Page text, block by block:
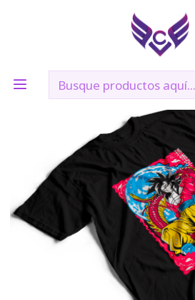
🛠️ Confección: 2 días hábiles | 🚚
POLERAS